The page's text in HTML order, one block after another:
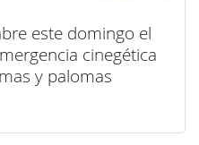
este domingo el
cinegética
y palomas